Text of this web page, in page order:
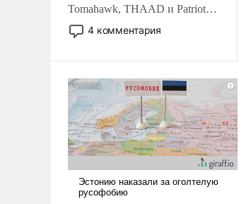
Tomahawk, THAAD и Patriot
США потребуется более трех
лет. Даже небольшая война с
Сложившаяся ситуация
означает многолетний период
уязвимости США, например,
перед Китаем.
4 комментария